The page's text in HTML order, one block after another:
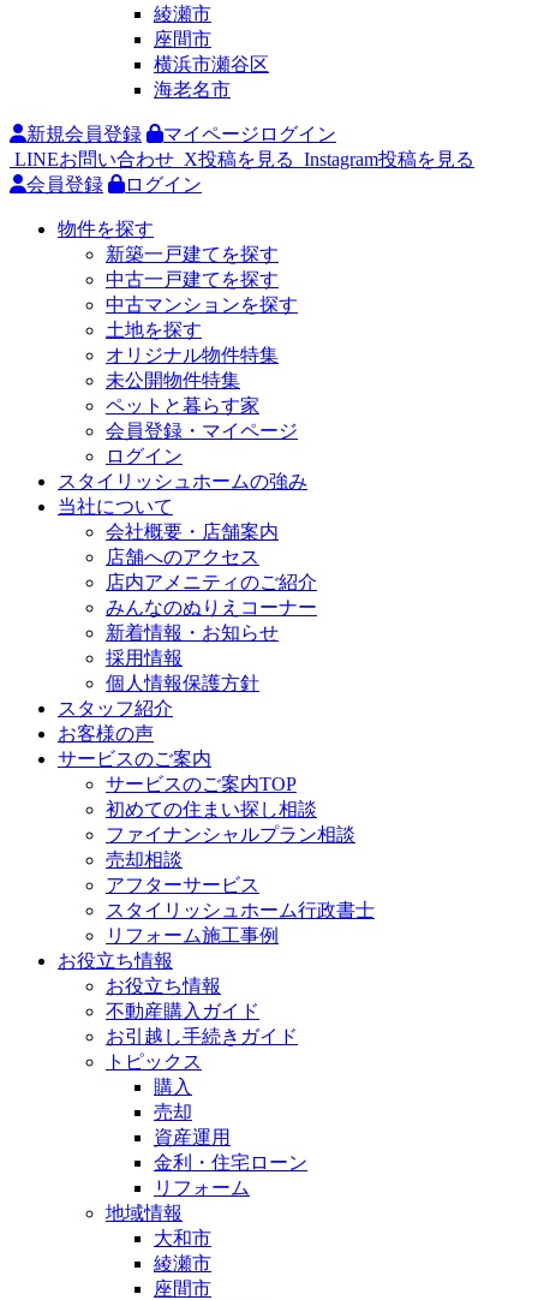
綾瀬市
座間市
横浜市瀬谷区
海老名市
新規会員登録
マイページログイン
LINEお問い合わせ X投稿を見る Instagram投稿を見る
会員登録
ログイン
物件を探す
新築一戸建てを探す
中古一戸建てを探す
中古マンションを探す
土地を探す
オリジナル物件特集
未公開物件特集
ペットと暮らす家
会員登録・マイページ
ログイン
スタイリッシュホームの強み
当社について
会社概要・店舗案内
店舗へのアクセス
店内アメニティのご紹介
みんなのぬりえコーナー
新着情報・お知らせ
採用情報
個人情報保護方針
スタッフ紹介
お客様の声
サービスのご案内
サービスのご案内TOP
初めての住まい探し相談
ファイナンシャルプラン相談
売却相談
アフターサービス
スタイリッシュホーム行政書士
リフォーム施工事例
お役立ち情報
お役立ち情報
不動産購入ガイド
お引越し手続きガイド
トピックス
購入
売却
資産運用
金利・住宅ローン
リフォーム
地域情報
大和市
綾瀬市
座間市